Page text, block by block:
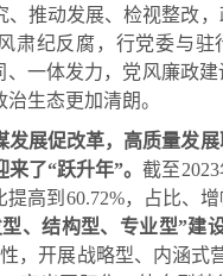
、推动发展、检视整改
肃纪反腐，行党委与驻
、一体发力，党风廉政
生态更加清朗。
展促改革，高质量发展
来了“跃升年”。截至2023
提高到 60.72%，占比、
、结构型、专业型”建
，开展战略型、内涵式